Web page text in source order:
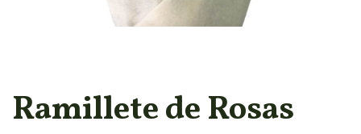
Ramillete de Rosas